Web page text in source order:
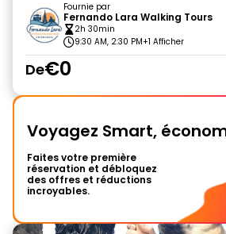
Fournie par
Fernando Lara Walking Tours
2h 30min
9:30 AM, 2:30 PM+1 Afficher
De€0
Voyagez Smart,
Faites votre première
réservation et débloquez
des offres et réductions
incroyables.